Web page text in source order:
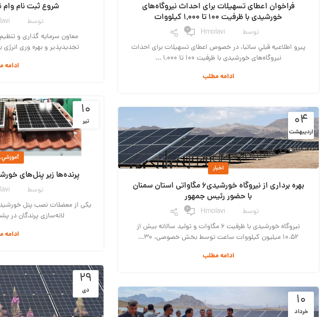
فراخوان اعطای تسهیلات برای احداث نیروگاه‌های
خورشیدی با ظرفیت 100 تا 1,000 کیلووات
توسط Hmolavi
0
پیرو اطلاعيه قبلي ساتبا، در خصوص اعطای تسهیلات برای احداث
نیروگاه‌های خورشیدی با ظرفیت 100 تا 1,000 ...
ادامه مطلب
شروع ثبت نام وام
توسط
معاون سرمایه گذاری و
تجدیدپذیر و بهره وری انرژی برق
ادامه
۱۰
تیر
آموزشي
پرنده‌ها زیر پنل‌های
توسط
یکی از معضلات نصب پنل‌
لانه‌سازی پرندگان
ادامه
۰۴
اردیبهشت
اخبار
بهره برداری از نیروگاه خورشیدی۶ مگاواتی استان سمنان
با حضور رئیس جمهور
توسط Hmolavi
0
نیروگاه خورشیدی با ظرفیت ۶ مگاوات و تولید سالانه بیش از
۱۰.۵۲ میلیون کیلووات ساعت توسط بخش خصوصی، ۳۰...
ادامه مطلب
۲۹
دی
۱۰
خرداد